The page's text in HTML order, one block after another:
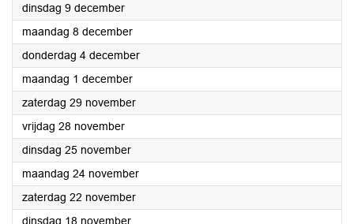
dinsdag 9 december2025
maandag 8 december2025
donderdag 4 december2025
maandag 1 december2025
zaterdag 29 november2025
vrijdag 28 november2025
dinsdag 25 november2025
maandag 24 november2025
zaterdag 22 november2025
dinsdag 18 november2025